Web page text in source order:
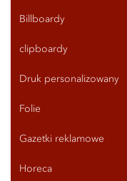
Billboardy
clipboardy
Druk personalizowany
Folie
Gazetki reklamowe
Horeca